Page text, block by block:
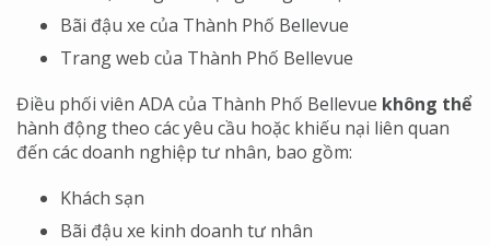
Bãi đậu xe của Thành Phố Bellevue
Trang web của Thành Phố Bellevue
Điều phối viên ADA của Thành Phố Bellevue không thể
hành động theo các yêu cầu hoặc khiếu nại liên quan
đến các doanh nghiệp tư nhân, bao gồm:
Khách sạn
Bãi đậu xe kinh doanh tư nhân